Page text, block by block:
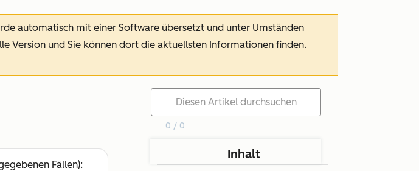
automatisch mit einer Software übersetzt und unter Umständen
Version und Sie können dort die aktuellsten Informationen finden.
Fällen):
0 / 0
Inhalt